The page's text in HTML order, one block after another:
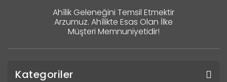
Ahîlik Geleneğini Temsil Etmektir
Arzumuz. Ahîlikte Esas Olan İlke
Müşteri Memnuniyetidir!
Kategoriler